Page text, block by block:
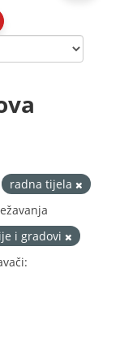
radna tijela
i gradovi